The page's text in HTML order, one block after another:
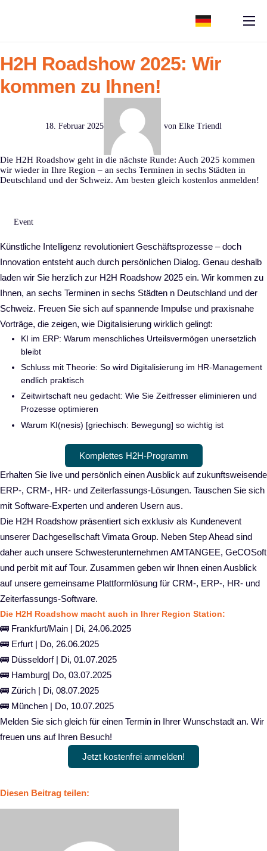
ERP Software
Support
Ressourcen
H2H Roadshow 2025: Wir
kommen zu Ihnen!
18. Februar 2025 von Elke Triendl
Die H2H Roadshow geht in die nächste Runde: Auch 2025 kommen
wir wieder in Ihre Region – an sechs Terminen in sechs Städten in
Deutschland und der Schweiz. Am besten gleich kostenlos anmelden!
Event
Künstliche Intelligenz revolutioniert Geschäftsprozesse – doch
Innovation entsteht auch durch persönlichen Dialog. Genau deshalb
laden wir Sie herzlich zur H2H Roadshow 2025 ein. Wir kommen zu
Ihnen, an sechs Terminen in sechs Städten n Deutschland und der
Schweiz. Freuen Sie sich auf spannende Impulse und praxisnahe
Vorträge, die zeigen, wie Digitalisierung wirklich gelingt:
KI im ERP: Warum menschliches Urteilsvermögen unersetzlich
bleibt
Schluss mit Theorie: So wird Digitalisierung im HR-Management
endlich praktisch
Zeitwirtschaft neu gedacht: Wie Sie Zeitfresser eliminieren und
Prozesse optimieren
Warum KI(nesis) [griechisch: Bewegung] so wichtig ist
Komplettes H2H-Programm
Erhalten Sie live und persönlich einen Ausblick auf zukunftsweisende
ERP-, CRM-, HR- und Zeiterfassungs-Lösungen. Tauschen Sie sich
mit Software-Experten und anderen Usern aus.
Die H2H Roadshow präsentiert sich exklusiv als Kundenevent
unserer Dachgesellschaft Vimata Group. Neben Step Ahead sind
daher auch unsere Schwesterunternehmen AMTANGEE, GeCOSoft
und perbit mit auf Tour. Zusammen geben wir Ihnen einen Ausblick
auf unsere gemeinsame Plattformlösung für CRM-, ERP-, HR- und
Zeiterfassungs-Software.
Die H2H Roadshow macht auch in Ihrer Region Station:
🚌 Frankfurt/Main | Di, 24.06.2025
🚌 Erfurt | Do, 26.06.2025
🚌 Düsseldorf | Di, 01.07.2025
🚌 Hamburg| Do, 03.07.2025
🚌 Zürich | Di, 08.07.2025
🚌 München | Do, 10.07.2025
Melden Sie sich gleich für einen Termin in Ihrer Wunschstadt an. Wir
freuen uns auf Ihren Besuch!
Jetzt kostenfrei anmelden!
Diesen Beitrag teilen: